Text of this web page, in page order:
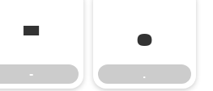
-
-
.
.